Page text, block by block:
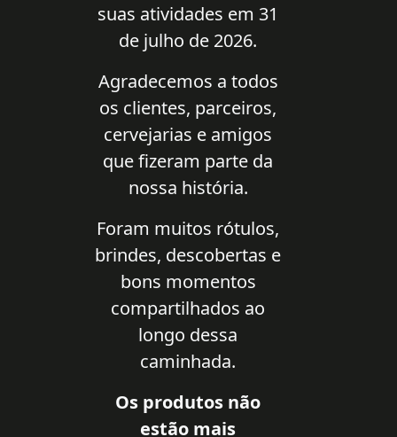
suas atividades em 31
de julho de 2026.
Agradecemos a todos
os clientes, parceiros,
cervejarias e amigos
que fizeram parte da
nossa história.
Foram muitos rótulos,
brindes, descobertas e
bons momentos
compartilhados ao
longo dessa
caminhada.
Os produtos não
estão mais